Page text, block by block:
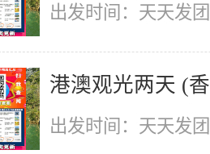
出发时间：天天发团
港澳观光两天 (香
出发时间：天天发团